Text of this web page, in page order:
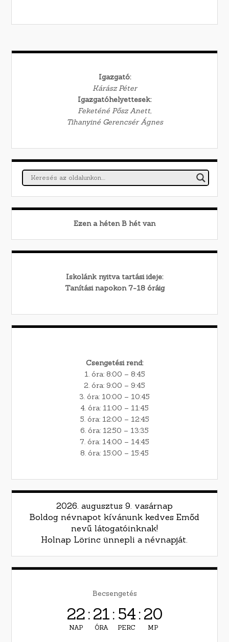
Igazgató:
Kárász Péter
Igazgatóhelyettesek:
Feketéné Pősz Anett,
Tihanyiné Gerencsér Ágnes
Ezen a héten B hét van
Iskolánk nyitva tartási ideje:
Tanítási napokon 7-18 óráig
Csengetési rend:
1. óra: 8:00 – 8:45
2. óra: 9:00 – 9:45
3. óra: 10:00 – 10:45
4. óra: 11:00 – 11:45
5. óra: 12:00 – 12:45
6. óra: 12:50 – 13:35
7. óra: 14:00 – 14:45
8. óra: 15:00 – 15:45
2026. augusztus 9. vasárnap
Boldog névnapot kívánunk kedves Emőd
nevű látogatóinknak!
Holnap Lörinc ünnepli a névnapját.
Becsengetés
22
NAP
:21
ÓRA
: 54
PERC
:19
MP